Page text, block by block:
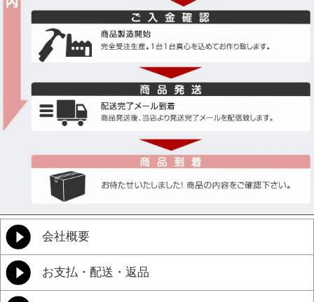
会社概要
お支払・配送・返品